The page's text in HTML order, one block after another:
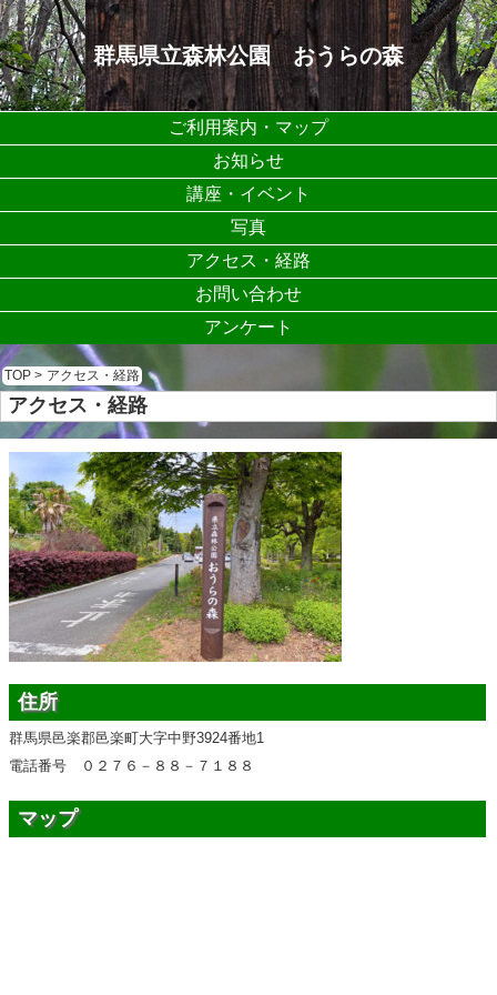
群馬県立森林公園 おうらの森
ご利用案内・マップ
お知らせ
講座・イベント
写真
アクセス・経路
お問い合わせ
アンケート
TOP > アクセス・経路
アクセス・経路
住所
群馬県邑楽郡邑楽町大字中野3924番地1
電話番号 ０２７６－８８－７１８８
マップ